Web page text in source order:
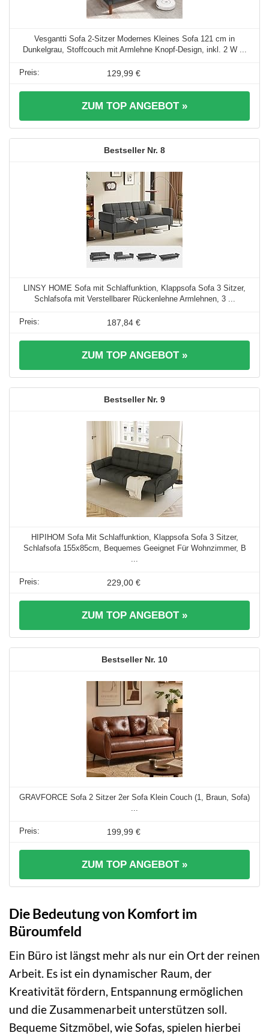
Vesgantti Sofa 2-Sitzer Modernes Kleines Sofa 121 cm in
Dunkelgrau, Stoffcouch mit Armlehne Knopf-Design, inkl. 2 W ...
129,99 €
ZUM TOP ANGEBOT »
8
LINSY HOME Sofa mit Schlaffunktion, Klappsofa Sofa 3 Sitzer,
Schlafsofa mit Verstellbarer Rückenlehne Armlehnen, 3 ...
187,84 €
ZUM TOP ANGEBOT »
9
HIPIHOM Sofa Mit Schlaffunktion, Klappsofa Sofa 3 Sitzer,
Schlafsofa 155x85cm, Bequemes Geeignet Für Wohnzimmer, B
229,00 €
ZUM TOP ANGEBOT »
10
GRAVFORCE Sofa 2 Sitzer 2er Sofa Klein Couch (1, Braun, Sofa)
199,99 €
ZUM TOP ANGEBOT »
Die Bedeutung von Komfort im
Büroumfeld
Ein Büro ist längst mehr als nur ein Ort der reinen
Arbeit. Es ist ein dynamischer Raum, der
Kreativität fördern, Entspannung ermöglichen
und die Zusammenarbeit unterstützen soll.
Bequeme Sitzmöbel, wie Sofas, spielen hierbei